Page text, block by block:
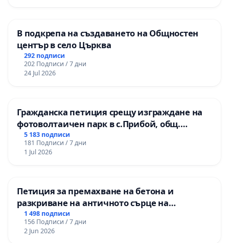
В подкрепа на създаването на Общностен
център в село Църква
292 подписи
202 Подписи / 7 дни
24 Jul 2026
Гражданска петиция срещу изграждане на
фотоволтаичен парк в с.Прибой, общ.
Радомир
5 183 подписи
181 Подписи / 7 дни
1 Jul 2026
Петиция за премахване на бетона и
разкриване на античното сърце на
Могиланската могила във Враца
1 498 подписи
156 Подписи / 7 дни
2 Jun 2026